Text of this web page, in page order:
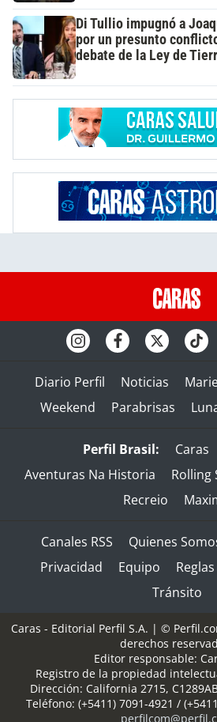
Di Tullio impugnó a
por un presunto
debate de la Ley de
Diario Perfil Noticias
Weekend
Parabrisas
Perfil Brasil: Caras
Aventuras Na Historia
Rolling
Recreio
Canales RSS Quienes
Privacidad
Equipo
Tránsito
Caras - Editorial Perfil S.A. | ©
derechos
Editor responsable:
Registro de la propiedad
Dirección: California 2715,
Teléfono: (+5411) 7091-4921 /